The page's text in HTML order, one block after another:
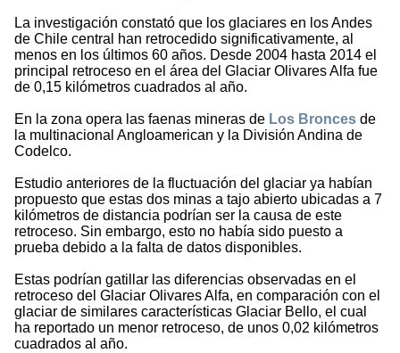
La investigación constató que los glaciares en los Andes
de Chile central han retrocedido significativamente, al
menos en los últimos 60 años. Desde 2004 hasta 2014 el
principal retroceso en el área del Glaciar Olivares Alfa fue
de 0,15 kilómetros cuadrados al año.
En la zona opera las faenas mineras de Los Bronces de
la multinacional Angloamerican y la División Andina de
Codelco.
Estudio anteriores de la fluctuación del glaciar ya habían
propuesto que estas dos minas a tajo abierto ubicadas a 7
kilómetros de distancia podrían ser la causa de este
retroceso. Sin embargo, esto no había sido puesto a
prueba debido a la falta de datos disponibles.
Estas podrían gatillar las diferencias observadas en el
retroceso del Glaciar Olivares Alfa, en comparación con el
glaciar de similares características Glaciar Bello, el cual
ha reportado un menor retroceso, de unos 0,02 kilómetros
cuadrados al año.